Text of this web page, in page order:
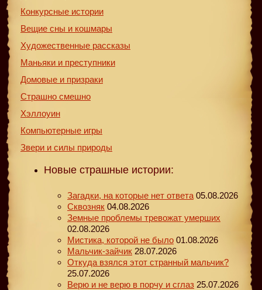
Конкурсные истории
Вещие сны и кошмары
Художественные рассказы
Маньяки и преступники
Домовые и призраки
Страшно смешно
Хэллоуин
Компьютерные игры
Звери и силы природы
Новые страшные истории:
Загадки, на которые нет ответа 05.08.2026
Сквозняк 04.08.2026
Земные проблемы тревожат умерших
02.08.2026
Мистика, которой не было 01.08.2026
Мальчик-зайчик 28.07.2026
Откуда взялся этот странный мальчик?
25.07.2026
Верю и не верю в порчу и сглаз 25.07.2026